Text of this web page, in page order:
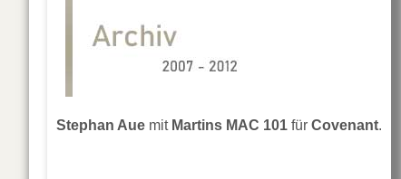
Stephan Aue mit Martins MAC 101 für Covenant.